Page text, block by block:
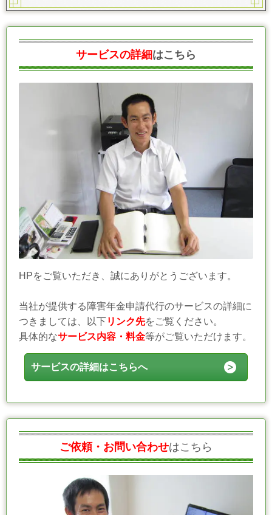
サービスの詳細はこちら
HPをご覧いただき、誠にありがとうございます。
当社が提供する障害年金申請代行のサービスの詳細に
つきましては、以下リンク先をご覧ください。
具体的なサービス内容・料金等がご覧いただけます。
サービスの詳細はこちらへ
ご依頼・お問い合わせはこちら